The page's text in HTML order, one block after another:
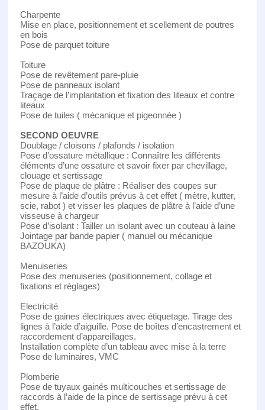
Charpente
Mise en place, positionnement et scellement de poutres
en bois
Pose de parquet toiture
Toiture
Pose de revêtement pare-pluie
Pose de panneaux isolant
Traçage de l’implantation et fixation des liteaux et contre
liteaux
Pose de tuiles ( mécanique et pigeonnée )
SECOND OEUVRE
Doublage / cloisons / plafonds / isolation
Pose d’ossature métallique : Connaître les différents
éléments d’une ossature et savoir fixer par chevillage,
clouage et sertissage
Pose de plaque de plâtre : Réaliser des coupes sur
mesure à l’aide d’outils prévus à cet effet ( mètre, kutter,
scie, rabot ) et visser les plaques de plâtre à l’aide d’une
visseuse à chargeur
Pose d’isolant : Tailler un isolant avec un couteau à laine
Jointage par bande papier ( manuel ou mécanique
BAZOUKA)
Menuiseries
Pose des menuiseries (positionnement, collage et
fixations et réglages)
Electricité
Pose de gaines électriques avec étiquetage. Tirage des
lignes à l’aide d’aiguille. Pose de boîtes d’encastrement et
raccordement d’appareillages.
Installation complète d’un tableau avec mise à la terre
Pose de luminaires, VMC
Plomberie
Pose de tuyaux gainés multicouches et sertissage de
raccords à l’aide de la pince de sertissage prévu à cet
effet.